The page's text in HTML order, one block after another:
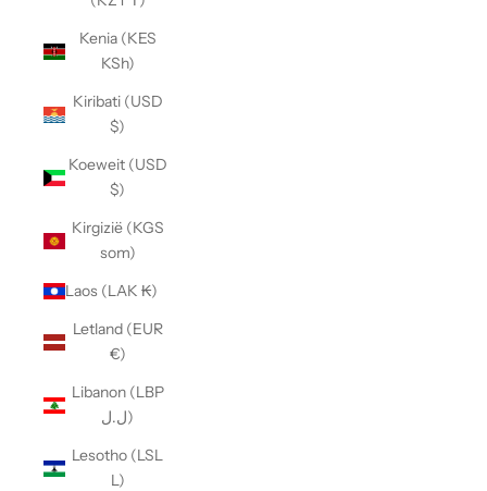
Kenia (KES
KSh)
Kiribati (USD
$)
Koeweit (USD
$)
Kirgizië (KGS
som)
Laos (LAK ₭)
Letland (EUR
€)
Libanon (LBP
ل.ل)
Lesotho (LSL
L)